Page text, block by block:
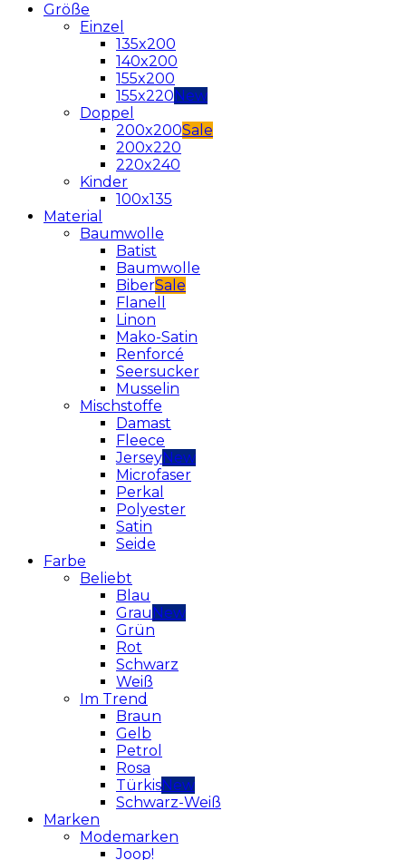
Größe
Einzel
135x200
140x200
155x200
155x220
Doppel
200x200
200x220
220x240
Kinder
100x135
Material
Baumwolle
Batist
Baumwolle
Biber
Flanell
Linon
Mako-Satin
Renforcé
Seersucker
Musselin
Mischstoffe
Damast
Fleece
Jersey
Microfaser
Perkal
Polyester
Satin
Seide
Farbe
Beliebt
Blau
Grau
Grün
Rot
Schwarz
Weiß
Im Trend
Braun
Gelb
Petrol
Rosa
Türkis
Schwarz-Weiß
Marken
Modemarken
Joop!